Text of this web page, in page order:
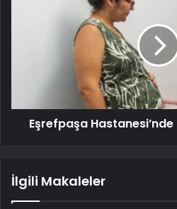
Eşrefpaşa Hastanesi’nde
İlgili Makaleler